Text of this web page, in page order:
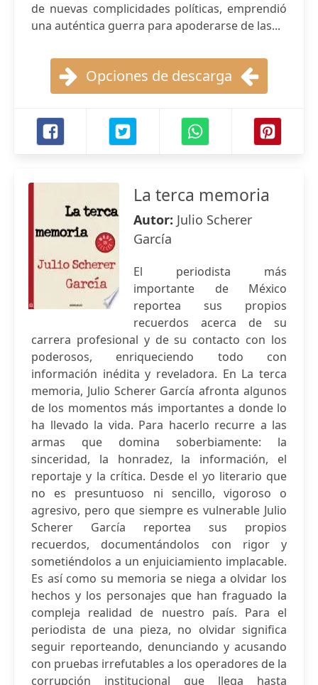
de nuevas complicidades políticas, emprendió
una auténtica guerra para apoderarse de las...
Opciones de descarga
La terca memoria
Autor: Julio Scherer
García
El periodista más
importante de México
reportea sus propios
recuerdos acerca de su
carrera profesional y de su contacto con los
poderosos, enriqueciendo todo con
información inédita y reveladora. En La terca
memoria, Julio Scherer García afronta algunos
de los momentos más importantes a donde lo
ha llevado la vida. Para hacerlo recurre a las
armas que domina soberbiamente: la
sinceridad, la honradez, la información, el
reportaje y la crítica. Desde el yo literario que
no es presuntuoso ni sencillo, vigoroso o
agresivo, pero que siempre es vulnerable Julio
Scherer García reportea sus propios
recuerdos, documentándolos con rigor y
sometiéndolos a un enjuiciamiento implacable.
Es así como su memoria se niega a olvidar los
hechos y los personajes que han fraguado la
compleja realidad de nuestro país. Para el
periodista de una pieza, no olvidar significa
seguir reporteando, denunciando y acusando
con pruebas irrefutables a los operadores de la
corrupción institucional que llega hasta